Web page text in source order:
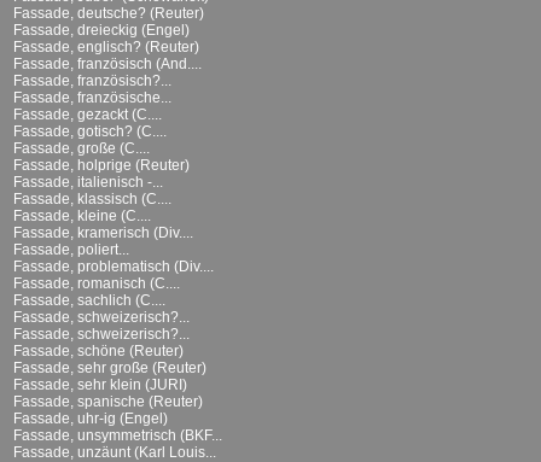
Fassade, deutsche? (Reuter)
Fassade, dreieckig (Engel)
Fassade, englisch? (Reuter)
Fassade, französisch (And....
Fassade, französisch?...
Fassade, französische...
Fassade, gezackt (C....
Fassade, gotisch? (C....
Fassade, große (C....
Fassade, holprige (Reuter)
Fassade, italienisch -...
Fassade, klassisch (C....
Fassade, kleine (C....
Fassade, kramerisch (Div....
Fassade, poliert...
Fassade, problematisch (Div....
Fassade, romanisch (C....
Fassade, sachlich (C....
Fassade, schweizerisch?...
Fassade, schweizerisch?...
Fassade, schöne (Reuter)
Fassade, sehr große (Reuter)
Fassade, sehr klein (JURI)
Fassade, spanische (Reuter)
Fassade, uhr-ig (Engel)
Fassade, unsymmetrisch (BKF...
Fassade, unzäunt (Karl Louis...